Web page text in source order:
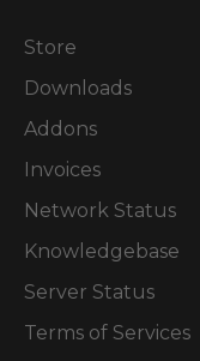
Store
Downloads
Addons
Invoices
Network Status
Knowledgebase
Server Status
Terms of Services